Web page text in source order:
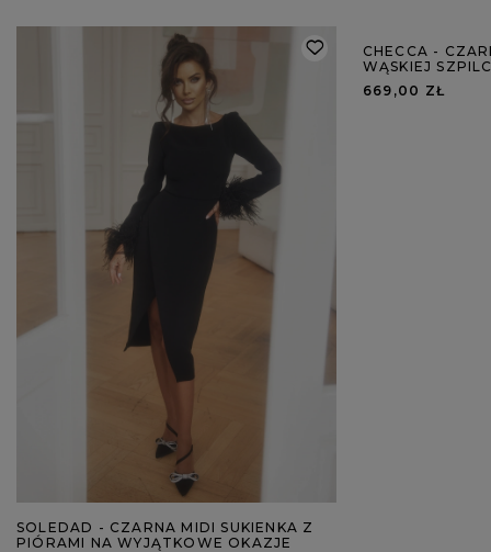
SOLEDAD - CZARNA MIDI SUKIENKA Z
PIÓRAMI NA WYJĄTKOWE OKAZJE
CHECCA -
WĄSKIEJ
669,00 ZŁ